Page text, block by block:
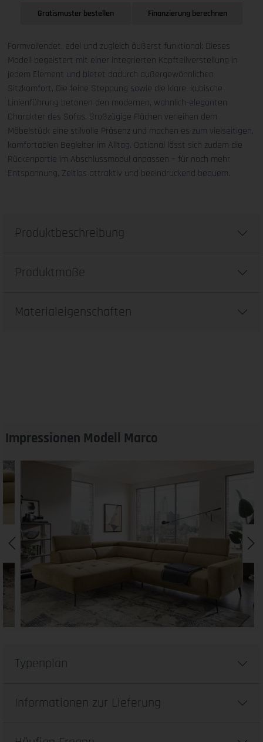
Gratismuster bestellen Finanzierung berechnen
Formvollendet, edel und zugleich äußerst funktional: Dieses
Modell begeistert mit einer integrierten Kopfteilverstellung in
jedem Element und bietet dadurch außergewöhnlichen
Sitzkomfort. Die feine Steppung sowie die klare, kubische
Linienführung betonen den modernen, wohnlich-eleganten
Charakter des Sofas. Großzügige Flächen verleihen dem
Möbelstück eine stilvolle Präsenz und machen es zum vielseitigen,
komfortablen Begleiter im Alltag. Optional lässt sich zudem die
Rückenpartie im Abschlussmodul anpassen – für noch mehr
Entspannung. Zeitlos attraktiv und beeindruckend bequem.
Produktbeschreibung
Produktmaße
Materialeigenschaften
Impressionen Modell Marco
Typenplan
Informationen zur Lieferung